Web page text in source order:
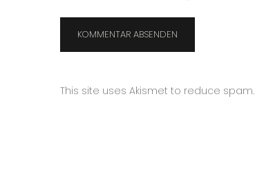
This site uses Akismet to reduce spam.